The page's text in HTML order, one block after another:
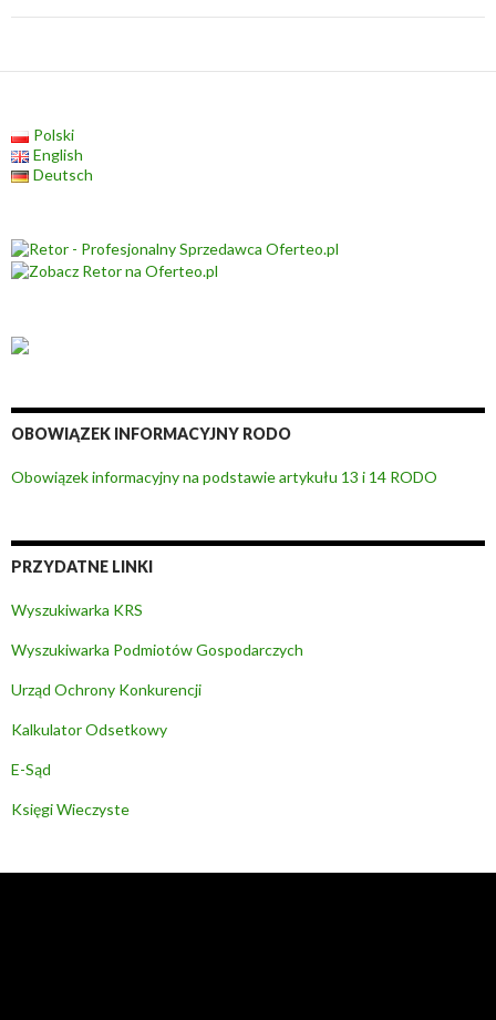
Polski
English
Deutsch
OBOWIĄZEK INFORMACYJNY RODO
Obowiązek informacyjny na podstawie artykułu 13 i 14 RODO
PRZYDATNE LINKI
Wyszukiwarka KRS
Wyszukiwarka Podmiotów Gospodarczych
Urząd Ochrony Konkurencji
Kalkulator Odsetkowy
E-Sąd
Księgi Wieczyste